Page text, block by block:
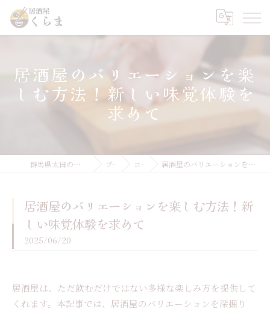
居酒屋のバリエーションを楽
しむ方法！新しい味覚体験を
求めて
群馬県太田の居酒屋なら居酒屋 くらま ブログ コラム 居酒屋のバリエーションを楽しむ方法！新しい味覚体験を求めて
居酒屋のバリエーションを楽しむ方法！新
しい味覚体験を求めて
2025/06/20
居酒屋は、ただ飲むだけではない多様な楽しみ方を提供して
くれます。本記事では、居酒屋のバリエーションを深掘り